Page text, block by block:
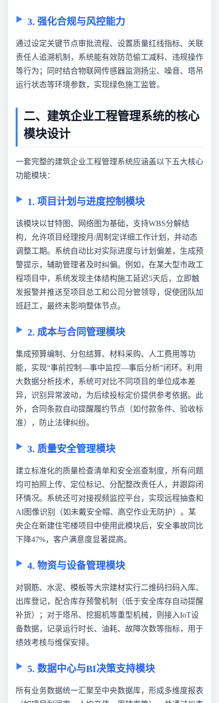
3. 强化合规与风控能力
通过设定关键节点审批流程、设置质量红线指标、关联
责任人追溯机制，系统能有效防范偷工减料、违规操作
等行为；同时结合物联网传感器监测扬尘、噪音、塔吊
运行状态等环境参数，实现绿色施工监管。
二、建筑企业工程管理系统的核心
模块设计
一套完整的建筑企业工程管理系统应涵盖以下五大核心
功能模块：
1. 项目计划与进度控制模块
该模块以甘特图、网络图为基础，支持WBS分解结
构，允许项目经理按月/周制定详细工作计划，并动态
调整工期。系统自动比对实际进度与计划偏差，生成预
警提示，辅助管理者及时纠偏。例如，在某大型市政工
程项目中，系统发现主体结构施工延迟5天后，立即触
发报警并推送至项目总工和公司分管领导，促使团队加
班赶工，最终未影响整体节点。
2. 成本与合同管理模块
集成预算编制、分包结算、材料采购、人工费用等功
能，实现“事前控制—事中监控—事后分析”闭环。利用
大数据分析技术，系统可对比不同项目的单位成本差
异，识别异常波动，为后续投标定价提供参考依据。此
外，合同条款自动提醒履约节点（如付款条件、验收标
准），防止法律纠纷。
3. 质量安全管理模块
建立标准化的质量检查清单和安全巡查制度，所有问题
均可拍照上传、定位标记、分配整改责任人，并跟踪闭
环情况。系统还可对接视频监控平台，实现远程抽查和
AI图像识别（如未戴安全帽、高空作业无防护）。某
央企在新建住宅楼项目中使用此模块后，安全事故同比
下降47%，客户满意度显著提高。
4. 物资与设备管理模块
对钢筋、水泥、模板等大宗建材实行二维码扫码入库、
出库登记，配合库存预警机制（低于安全库存自动提醒
补货）；对于塔吊、挖掘机等重型机械，则接入IoT设
备数据，记录运行时长、油耗、故障次数等指标，用于
绩效考核与维保安排。
5. 数据中心与BI决策支持模块
所有业务数据统一汇聚至中央数据库，形成多维度报表